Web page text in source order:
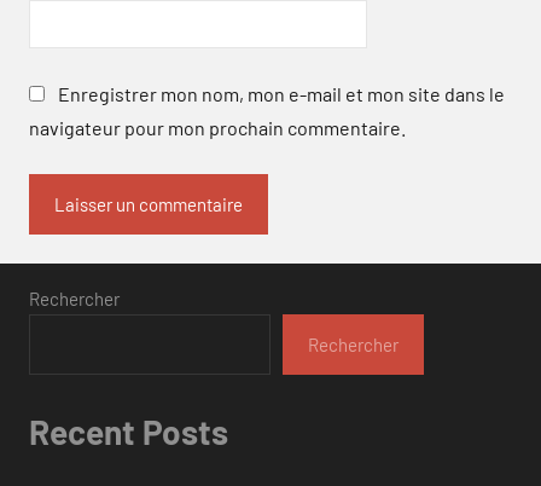
Enregistrer mon nom, mon e-mail et mon site dans le
navigateur pour mon prochain commentaire.
Rechercher
Rechercher
Recent Posts